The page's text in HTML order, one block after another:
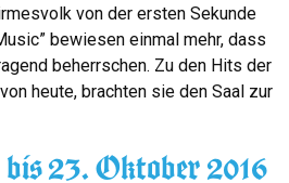
von der ersten Sekunde
bewiesen einmal mehr, dass
beherrschen. Zu den Hits der
heute, brachten sie den Saal zur
bis 23. Oktober 2016